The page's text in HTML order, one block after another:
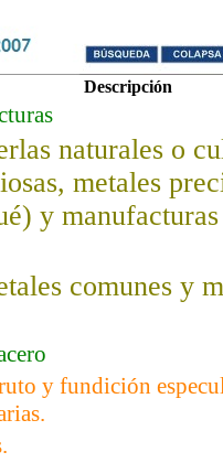
Descripción
naturales o
metales
y
comunes y
y fundición